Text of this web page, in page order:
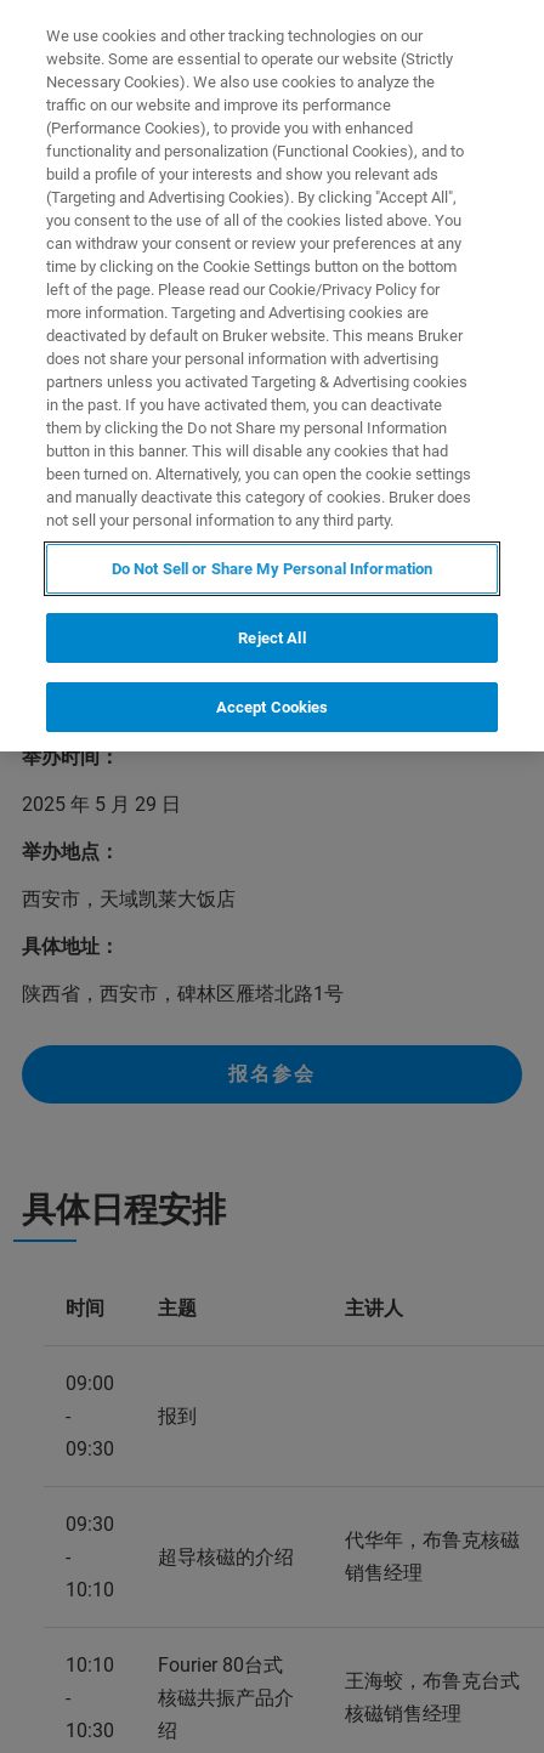
EVENT - CHINA
布鲁克磁共振校园行（西安站）
联系我们
活动简介
2025年布鲁克磁共振校园行下一站将于5月29日在陕西西
核磁共振/电子顺磁共振系列产品及应用解决方案，以及常
用的液体及固体核磁实验。我们欢迎您前来参加本次活
动，布鲁克与您在西安不见不散！
举办时间：
2025 年 5 月 29 日
举办地点：
西安市，天域凯莱大饭店
具体地址：
陕西省，西安市，碑林区雁塔北路1号
报名参会
具体日程安排
时间 主题 主讲人
09:00
-
09:30
报到
09:30
-
10:10
超导核磁的介绍
代华年，布鲁克核磁
销售经理
10:10
-
10:30
Fourier 80台式
核磁共振产品介
绍
王海蛟，布鲁克台式
核磁销售经理
We use cookies and other tracking technologies on our
website. Some are essential to operate our website (Strictly
Necessary Cookies). We also use cookies to analyze the
traffic on our website and improve its performance
(Performance Cookies), to provide you with enhanced
functionality and personalization (Functional Cookies), and to
build a profile of your interests and show you relevant ads
(Targeting and Advertising Cookies). By clicking "Accept All",
you consent to the use of all of the cookies listed above. You
can withdraw your consent or review your preferences at any
time by clicking on the Cookie Settings button on the bottom
left of the page. Please read our Cookie/Privacy Policy for
more information. Targeting and Advertising cookies are
deactivated by default on Bruker website. This means Bruker
does not share your personal information with advertising
partners unless you activated Targeting & Advertising cookies
in the past. If you have activated them, you can deactivate
them by clicking the Do not Share my personal Information
button in this banner. This will disable any cookies that had
been turned on. Alternatively, you can open the cookie settings
and manually deactivate this category of cookies. Bruker does
not sell your personal information to any third party.
Do Not Sell or Share My Personal Information
Reject All
Accept Cookies